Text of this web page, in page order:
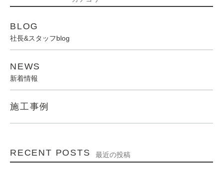
BLOG
社長&スタッフblog
NEWS
新着情報
施工事例
RECENT POSTS 最近の投稿